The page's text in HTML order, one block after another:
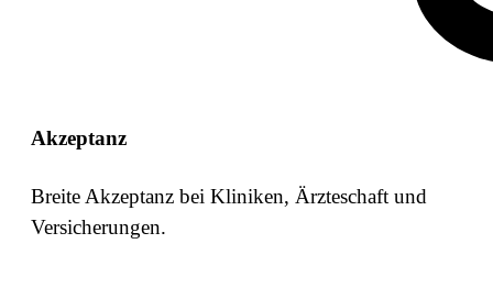
Akzeptanz
Breite Akzeptanz bei Kliniken, Ärzteschaft und
Versicherungen.